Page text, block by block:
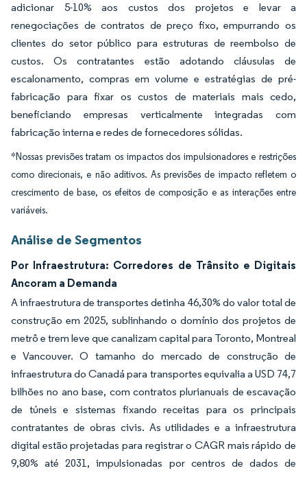
adicionar 5-10% aos custos dos projetos e levar a
renegociações de contratos de preço fixo, empurrando os
clientes do setor público para estruturas de reembolso de
custos. Os contratantes estão adotando cláusulas de
escalonamento, compras em volume e estratégias de pré-
fabricação para fixar os custos de materiais mais cedo,
beneficiando empresas verticalmente integradas com
fabricação interna e redes de fornecedores sólidas.
*Nossas previsões tratam os impactos dos impulsionadores e restrições
como direcionais, e não aditivos. As previsões de impacto refletem o
crescimento de base, os efeitos de composição e as interações entre
variáveis.
Análise de Segmentos
Por Infraestrutura: Corredores de Trânsito e Digitais
Ancoram a Demanda
A infraestrutura de transportes detinha 46,30% do valor total de
construção em 2025, sublinhando o domínio dos projetos de
metrô e trem leve que canalizam capital para Toronto, Montreal
e Vancouver. O tamanho do mercado de construção de
infraestrutura do Canadá para transportes equivalia a USD 74,7
bilhões no ano base, com contratos plurianuais de escavação
de túneis e sistemas fixando receitas para os principais
contratantes de obras civis. As utilidades e a infraestrutura
digital estão projetadas para registrar o CAGR mais rápido de
9,80% até 2031, impulsionadas por centros de dados de